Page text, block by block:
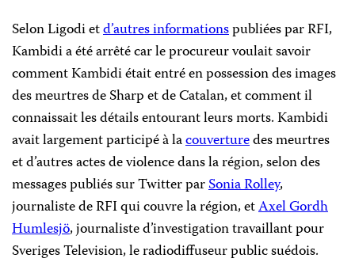
Selon Ligodi etd’autres informationspubliées par RFI,
Kambidi a été arrêté car le procureur voulait savoir
comment Kambidi était entré en possession des images
des meurtres de Sharp et de Catalan, et comment il
connaissait les détails entourant leurs morts. Kambidi
avait largement participé à lacouverturedes meurtres
et d’autres actes de violence dans la région, selon des
messages publiés sur Twitter parSonia Rolley,
journaliste de RFI qui couvre la région, etAxel Gordh
Humlesjö, journaliste d’investigation travaillant pour
Sveriges Television, le radiodiffuseur public suédois.